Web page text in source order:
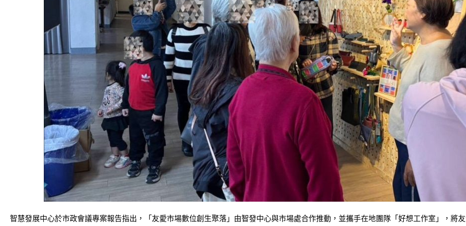
智慧發展中心於市政會議專案報告指出，「友愛市場數位創生聚落」由智發中心與市場處合作推動，並攜手在地團隊「好想工作室」，將